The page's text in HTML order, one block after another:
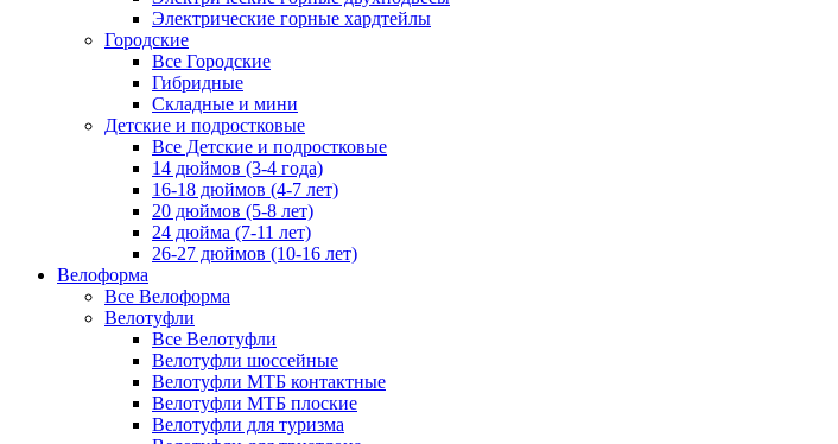
Электрические горные хардтейлы
Городские
Все Городские
Гибридные
Складные и мини
Детские и подростковые
Все Детские и подростковые
14 дюймов (3-4 года)
16-18 дюймов (4-7 лет)
20 дюймов (5-8 лет)
24 дюйма (7-11 лет)
26-27 дюймов (10-16 лет)
Велоформа
Все Велоформа
Велотуфли
Все Велотуфли
Велотуфли шоссейные
Велотуфли МТБ контактные
Велотуфли МТБ плоские
Велотуфли для туризма